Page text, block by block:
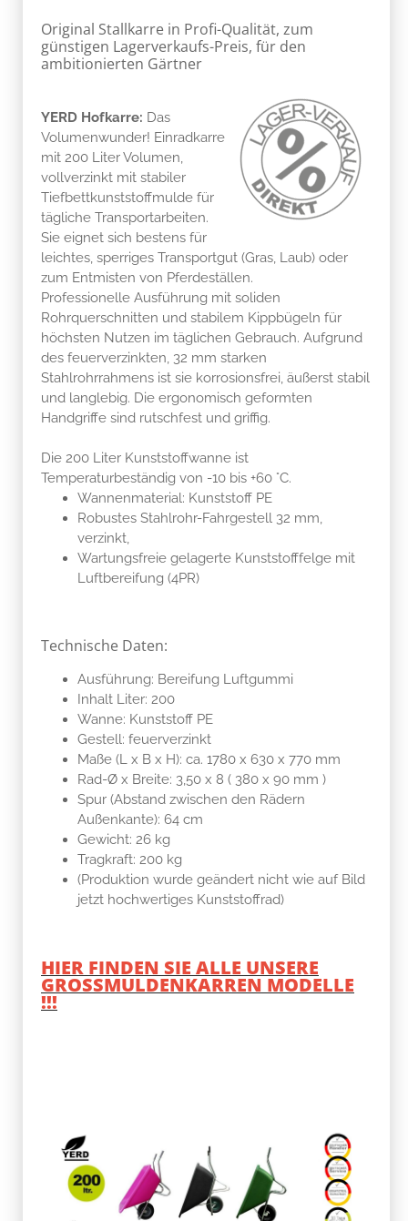
Original Stallkarre in Profi-Qualität, zum
günstigen Lagerverkaufs-Preis, für den
ambitionierten Gärtner
YERD Hofkarre: Das
Volumenwunder! Einradkarre
mit 200 Liter Volumen,
vollverzinkt mit stabiler
Tiefbettkunststoffmulde für
tägliche Transportarbeiten.
Sie eignet sich bestens für
leichtes, sperriges Transportgut (Gras, Laub) oder
zum Entmisten von Pferdeställen.
Professionelle Ausführung mit soliden
Rohrquerschnitten und stabilem Kippbügeln für
höchsten Nutzen im täglichen Gebrauch. Aufgrund
des feuerverzinkten, 32 mm starken
Stahlrohrrahmens ist sie korrosionsfrei, äußerst stabil
und langlebig. Die ergonomisch geformten
Handgriffe sind rutschfest und griffig.
Die 200 Liter Kunststoffwanne ist
Temperaturbeständig von -10 bis +60 °C.
Wannenmaterial: Kunststoff PE
Robustes Stahlrohr-Fahrgestell 32 mm,
verzinkt,
Wartungsfreie gelagerte Kunststofffelge mit
Luftbereifung (4PR)
Technische Daten:
Ausführung: Bereifung Luftgummi
Inhalt Liter: 200
Wanne: Kunststoff PE
Gestell: feuerverzinkt
Maße (L x B x H): ca. 1780 x 630 x 770 mm
Rad-Ø x Breite: 3,50 x 8 ( 380 x 90 mm )
Spur (Abstand zwischen den Rädern
Außenkante): 64 cm
Gewicht: 26 kg
Tragkraft: 200 kg
(Produktion wurde geändert nicht wie auf Bild
jetzt hochwertiges Kunststoffrad)
HIER FINDEN SIE ALLE UNSERE
GROSSMULDENKARREN MODELLE
!!!